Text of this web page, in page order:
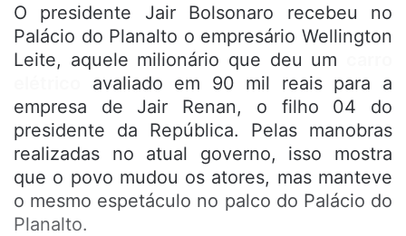
O presidente Jair Bolsonaro recebeu no
Palácio do Planalto o empresário Wellington
Leite, aquele milionário que deu um
avaliado em 90 mil reais para a
empresa de Jair Renan, o filho 04 do
presidente da República. Pelas manobras
realizadas no atual governo, isso mostra
que o povo mudou os atores, mas manteve
o mesmo espetáculo no palco do Palácio do
Planalto.